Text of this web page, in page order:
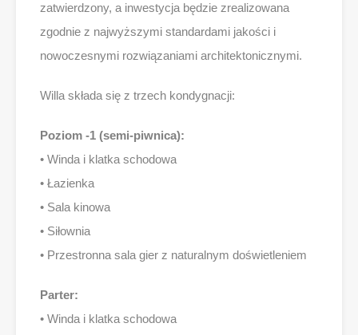
zatwierdzony, a inwestycja będzie zrealizowana
zgodnie z najwyższymi standardami jakości i
nowoczesnymi rozwiązaniami architektonicznymi.
Willa składa się z trzech kondygnacji:
Poziom -1 (semi-piwnica):
• Winda i klatka schodowa
• Łazienka
• Sala kinowa
• Siłownia
• Przestronna sala gier z naturalnym doświetleniem
Parter:
• Winda i klatka schodowa